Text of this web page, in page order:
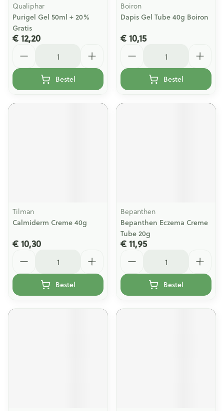
Qualiphar
Purigel Gel 50ml + 20%
Gratis
€ 12,20
Bestel
Boiron
Dapis Gel Tube 40g Boiron
€ 10,15
Bestel
Tilman
Calmiderm Creme 40g
€ 10,30
Bestel
Bepanthen
Bepanthen Eczema Creme
Tube 20g
€ 11,95
Bestel